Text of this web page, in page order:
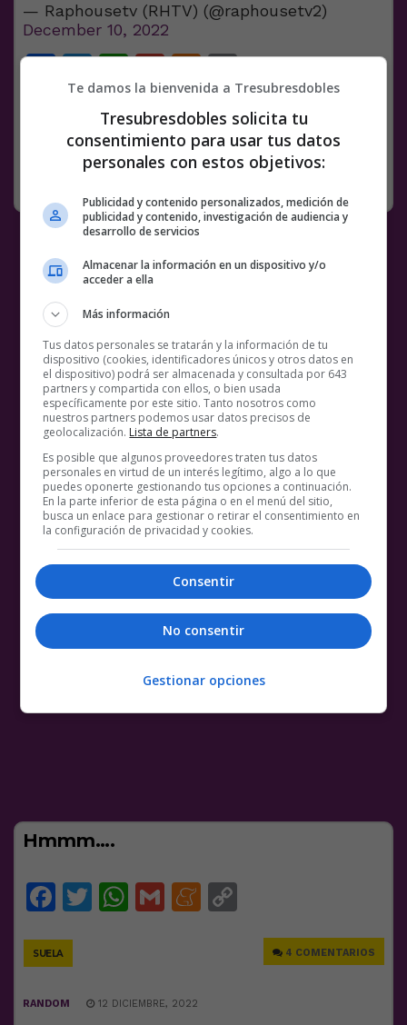
— Raphousetv (RHTV) (@raphousetv2)
December 10, 2022
Facebook
Twitter
WhatsApp
Gmail
Meneame
Copy
Link
WTF 10 COMENTARIOS
Hmmm….
Facebook
Twitter
WhatsApp
GmailMeneame
SUELA 4 COMENTARIOS
RANDOM 12 DICIEMBRE, 2022
Te damos la bienvenida a Tresubresdobles
Tresubresdobles solicita tu
consentimiento para usar tus datos
personales con estos objetivos:
Publicidad y contenido personalizados, medición de
publicidad y contenido, investigación de audiencia y
desarrollo de servicios
Almacenar la información en un dispositivo y/o
acceder a ella
Más información
Tus datos personales se tratarán y la información de tu
dispositivo (cookies, identificadores únicos y otros datos en
el dispositivo) podrá ser almacenada y consultada por 643
partners y compartida con ellos, o bien usada
específicamente por este sitio. Tanto nosotros como
nuestros partners podemos usar datos precisos de
geolocalización. Lista de partners.
Es posible que algunos proveedores traten tus datos
personales en virtud de un interés legítimo, algo a lo que
puedes oponerte gestionando tus opciones a continuación.
En la parte inferior de esta página o en el menú del sitio,
busca un enlace para gestionar o retirar el consentimiento en
la configuración de privacidad y cookies.
Consentir
No consentir
Gestionar opciones